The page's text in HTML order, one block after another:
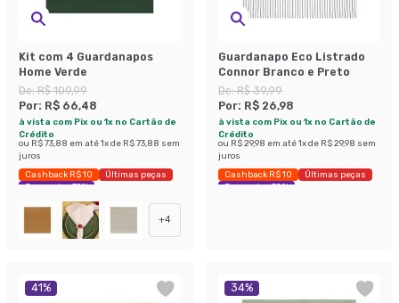
Kit com 4 Guardanapos
Home Verde
De:R$ 109,99
Por: R$ 66,48
à vista com Pix ou 1x no Cartão de
Crédito
ou R$ 73,88 em até1x de R$ 73,88 sem
juros
Cashback R$ 10
Últimas peças
Economize 39%
+4
Guardanapo Eco Listrado
Connor Branco e Preto
De:R$ 39,99
Por: R$ 26,98
à vista com Pix ou 1x no Cartão de
Crédito
ou R$ 29,98 em até1x de R$ 29,98 sem
juros
Cashback R$ 10
Últimas peças
Economize 32%
41% 34%